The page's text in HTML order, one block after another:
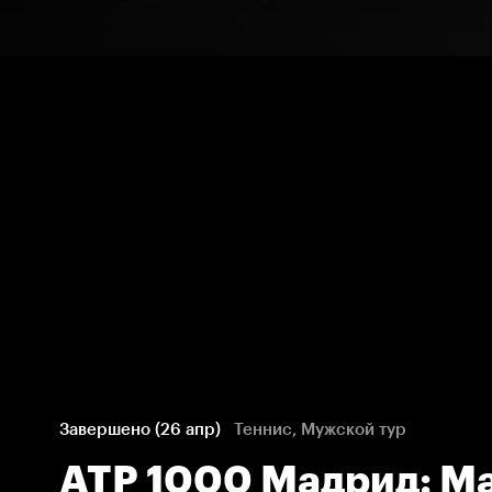
Завершено (26 апр) Теннис, Мужской тур
ATP 1000 Мадрид: